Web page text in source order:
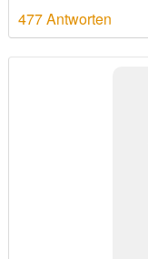
477 Antworten